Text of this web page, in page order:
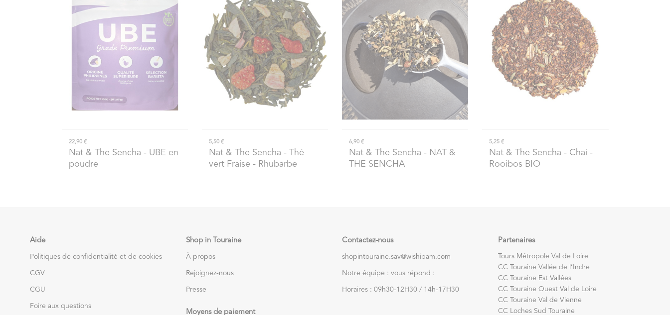
22,90 €
Nat & The Sencha - UBE en
poudre
5,50 €
Nat & The Sencha - Thé
vert Fraise - Rhubarbe
6,90 €
Nat & The Sencha - NAT &
THE SENCHA
5,25 €
Nat & The Sencha - Chai -
Rooibos BIO
Aide
Politiques de confidentialité et de cookies
CGV
CGU
Foire aux questions
Shop in Touraine
À propos
Rejoignez-nous
Presse
Moyens de paiement
Contactez-nous
shopintouraine.sav@wishibam.com
Notre équipe : vous répond :
Horaires : 09h30-12H30 / 14h-17H30
Partenaires
Tours Métropole Val de Loire
CC Touraine Vallée de l’Indre
CC Touraine Est Vallées
CC Touraine Ouest Val de Loire
CC Touraine Val de Vienne
CC Loches Sud Touraine